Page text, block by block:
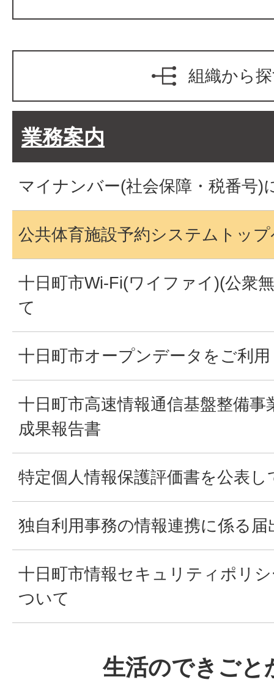
組織から
業務案内
マイナンバー(社会保障・税番号)
公共体育施設予約システムトッ
十日町市Wi-Fi(ワイファイ)(公衆
て
十日町市オープンデータをご利
十日町市高速情報通信基盤整備
成果報告書
特定個人情報保護評価書を公表し
独自利用事務の情報連携に係る
十日町市情報セキュリティポリ
ついて
生活のできごと